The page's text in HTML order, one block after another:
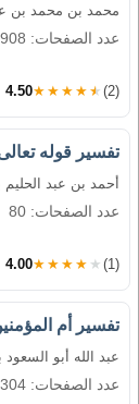
محمد بن محمد بن
عدد الصفحات: 908
4.50★★★★★ (2)
تفسير قوله
أحمد بن عبد الحليم
عدد الصفحات: 80
4.00★★★★★ (1)
تفسير أم
عبد الله أبو السعود
عدد الصفحات: 304